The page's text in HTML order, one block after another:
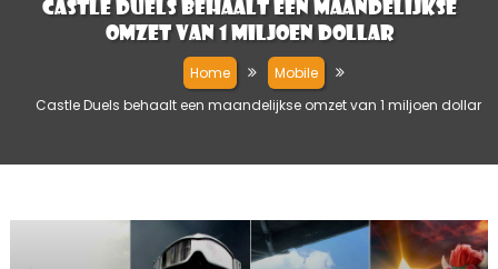
Castle Duels behaalt een maandelijkse
omzet van 1 miljoen dollar
Home
Mobile
Castle Duels behaalt een maandelijkse omzet van 1 miljoen dollar